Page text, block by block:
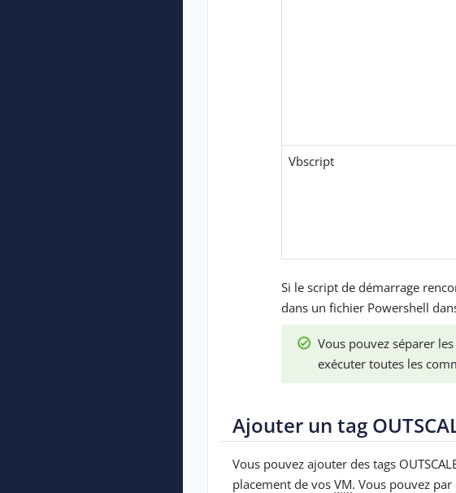
Vbscript
Si le script de démarrage
dans un fichier Powershell
Vous pouvez séparer
exécuter toutes les
Ajouter un tag
Vous pouvez ajouter des tags
placement de vos VM. Vous pouvez